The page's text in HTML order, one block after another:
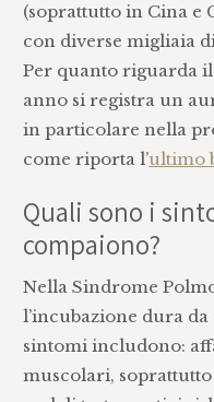
(soprattutto in Cina e
con diverse migliaia
Per quanto riguarda
anno si registra un
in particolare nella
come riporta l’ultimo
Quali sono i
compaiono?
Nella Sindrome
l’incubazione dura
sintomi includono:
muscolari,